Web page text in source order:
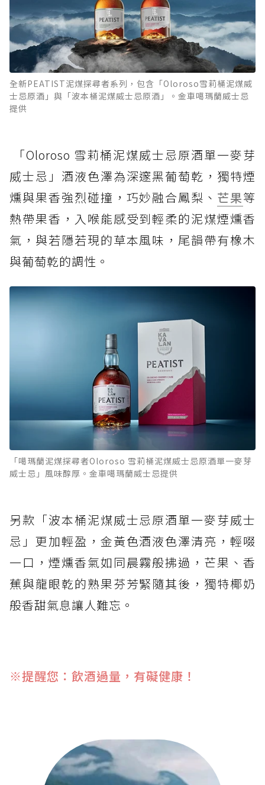
全新PEATIST泥煤探尋者系列，包含「Oloroso雪莉桶泥煤威
士忌原酒」與「波本桶泥煤威士忌原酒」。金車噶瑪蘭威士忌
提供
「Oloroso 雪莉桶泥煤威士忌原酒單一麥芽
威士忌」酒液色澤為深邃黑葡萄乾，獨特煙
燻與果香強烈碰撞，巧妙融合鳳梨、 芒果等
熱帶果香，入喉能感受到輕柔的泥煤煙燻香
氣，與若隱若現的草本風味，尾韻帶有橡木
與葡萄乾的調性。
「噶瑪蘭泥煤探尋者Oloroso 雪莉桶泥煤威士忌原酒單一麥芽
威士忌」風味醇厚。金車噶瑪蘭威士忌提供
另款「波本桶泥煤威士忌原酒單一麥芽威士
忌」更加輕盈，金黃色酒液色澤清亮，輕啜
一口，煙燻香氣如同晨霧般拂過，芒果、香
蕉與龍眼乾的熟果芬芳緊隨其後，獨特椰奶
般香甜氣息讓人難忘。
※提醒您：飲酒過量，有礙健康！